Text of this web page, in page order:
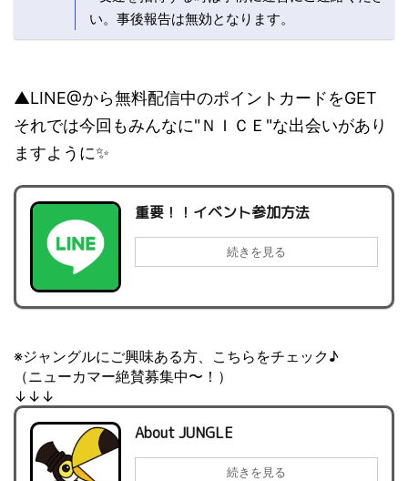
い。事後報告は無効となります。
▲LINE@から無料配信中のポイントカードをGET
それでは今回もみんなに"ＮＩＣＥ"な出会いがあり
ますように✨
重要！！イベント参加方法
続きを見る
※ジャングルにご興味ある方、こちらをチェック♪
（ニューカマー絶賛募集中〜！）
↓↓↓
About JUNGLE
続きを見る